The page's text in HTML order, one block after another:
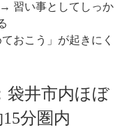
習い事としてしっか
おこう」が起きにく
井市内ほぼ
分圏内